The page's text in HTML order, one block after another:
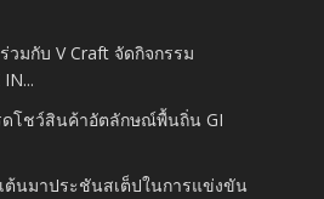
วมกับ V Craft จัดกิจกรรม
ดโชว์สินค้าอัตลักษณ์พื้นถิ่น GI
ต้นมาประชันสเต็ปในการแข่งขัน